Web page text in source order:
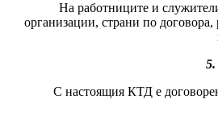
На работниците и
организации, страни по
С настоящия КТД е